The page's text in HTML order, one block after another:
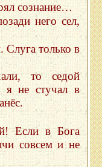
сознание…
него сел,
Слуга только в
то седой
я не стучал в
Если в Бога
совсем и не